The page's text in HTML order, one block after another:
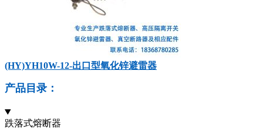
(HY)YH10W-12-出口型氧化锌避雷器
产品目录：
跌落式熔断器